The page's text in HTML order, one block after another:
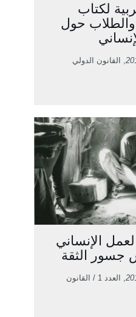
لكتاب
حول
, القانون الدولي
الإنساني
جسور الثقة
, العدد 1 / القانون